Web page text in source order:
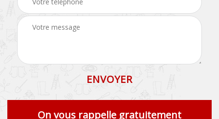
On vous rappelle gratuitement